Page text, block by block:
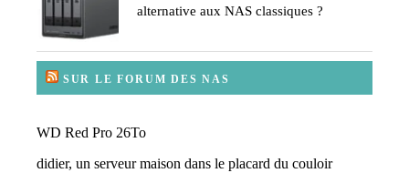
alternative aux NAS classiques ?
SUR LE FORUM DES NAS
WD Red Pro 26To
didier, un serveur maison dans le placard du couloir